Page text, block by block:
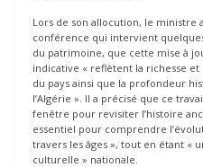
Lors de son allocution, le ministre
conférence qui intervient
du patrimoine, que cette mise à
indicative « reflètent la richesse
du pays ainsi que la profondeur
l’Algérie ». Il a précisé que ce
fenêtre pour revisiter l’histoire
essentiel pour comprendre
travers les âges », tout en étant «
culturelle » nationale.